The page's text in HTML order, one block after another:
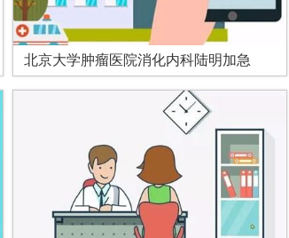
北京大学肿瘤医院消化内科陆明加急